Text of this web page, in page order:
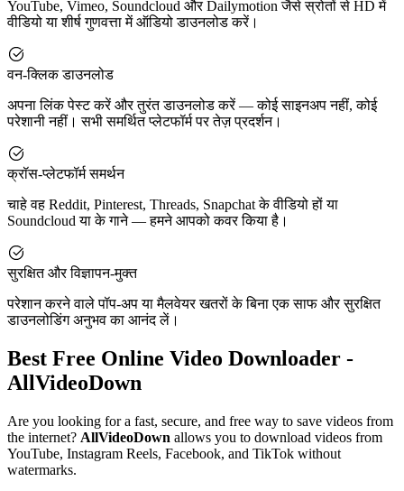
YouTube, Vimeo, Soundcloud और Dailymotion जैसे स्रोतों से HD में
वीडियो या शीर्ष गुणवत्ता में ऑडियो डाउनलोड करें।
वन-क्लिक डाउनलोड
अपना लिंक पेस्ट करें और तुरंत डाउनलोड करें — कोई साइनअप नहीं, कोई
परेशानी नहीं। सभी समर्थित प्लेटफॉर्म पर तेज़ प्रदर्शन।
क्रॉस-प्लेटफॉर्म समर्थन
चाहे वह Reddit, Pinterest, Threads, Snapchat के वीडियो हों या
Soundcloud या के गाने — हमने आपको कवर किया है।
सुरक्षित और विज्ञापन-मुक्त
परेशान करने वाले पॉप-अप या मैलवेयर खतरों के बिना एक साफ और सुरक्षित
डाउनलोडिंग अनुभव का आनंद लें।
Best Free Online Video Downloader -
AllVideoDown
Are you looking for a fast, secure, and free way to save videos from
the internet? AllVideoDown allows you to download videos from
YouTube, Instagram Reels, Facebook, and TikTok without
watermarks.